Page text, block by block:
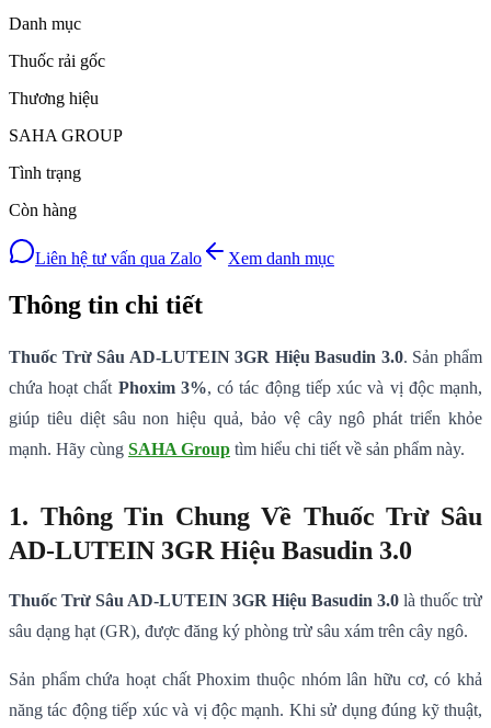
Danh mục
Thuốc rải gốc
Thương hiệu
SAHA GROUP
Tình trạng
Còn hàng
Liên hệ tư vấn qua Zalo Xem danh mục
Thông tin chi tiết
Thuốc Trừ Sâu AD-LUTEIN 3GR Hiệu Basudin 3.0. Sản phẩm
chứa hoạt chất Phoxim 3%, có tác động tiếp xúc và vị độc mạnh,
giúp tiêu diệt sâu non hiệu quả, bảo vệ cây ngô phát triển khỏe
mạnh. Hãy cùng SAHA Group tìm hiểu chi tiết về sản phẩm này.
1. Thông Tin Chung Về Thuốc Trừ Sâu
AD-LUTEIN 3GR Hiệu Basudin 3.0
Thuốc Trừ Sâu AD-LUTEIN 3GR Hiệu Basudin 3.0 là thuốc trừ
sâu dạng hạt (GR), được đăng ký phòng trừ sâu xám trên cây ngô.
Sản phẩm chứa hoạt chất Phoxim thuộc nhóm lân hữu cơ, có khả
năng tác động tiếp xúc và vị độc mạnh. Khi sử dụng đúng kỹ thuật,